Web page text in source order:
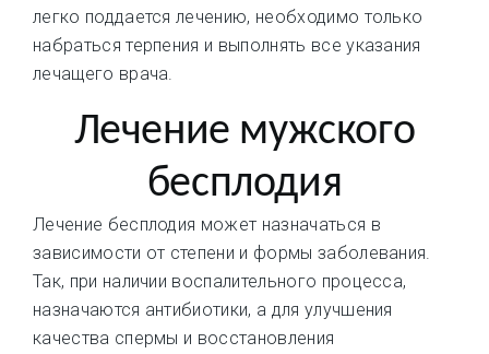
легко поддается лечению, необходимо только
набраться терпения и выполнять все указания
лечащего врача.
Лечение мужского
бесплодия
Лечение бесплодия может назначаться в
зависимости от степени и формы заболевания.
Так, при наличии воспалительного процесса,
назначаются антибиотики, а для улучшения
качества спермы и восстановления